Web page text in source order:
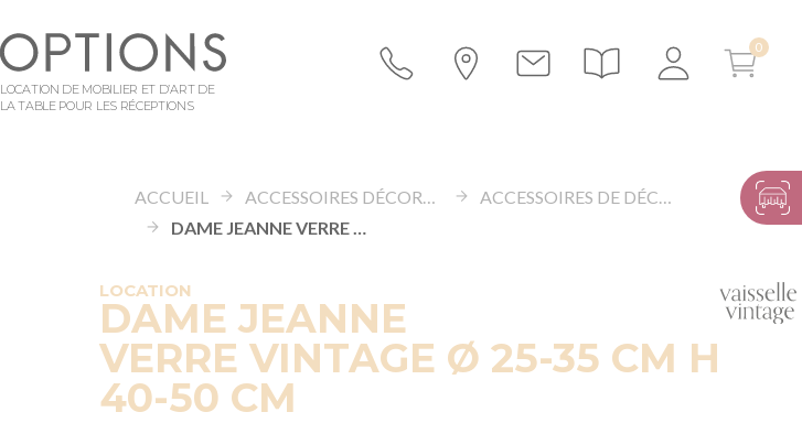
LOCATION DE MOBILIER ET D’ART DE
LA TABLE POUR LES RÉCEPTIONS
ACCUEIL ACCESSOIRES DÉCORATION
ACCESSOIRES DE DÉCORATION
DAME JEANNE VERRE VINTAGE Ø 25-35 CM H 40-50 CM
LOCATION
DAME JEANNE
VERRE VINTAGE Ø 25-35 CM H
40-50 CM